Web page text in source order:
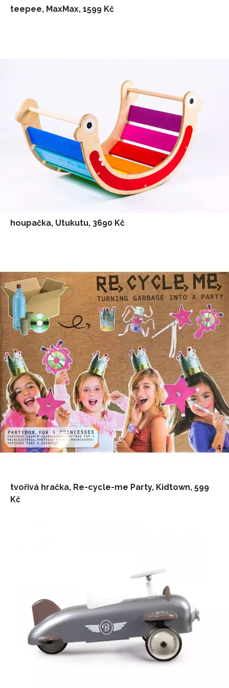
INFORMACE
teepee, MaxMax, 1599 Kč
houpačka, Utukutu, 3690 Kč
tvořivá hračka, Re-cycle-me Party, Kidtown, 599
Kč